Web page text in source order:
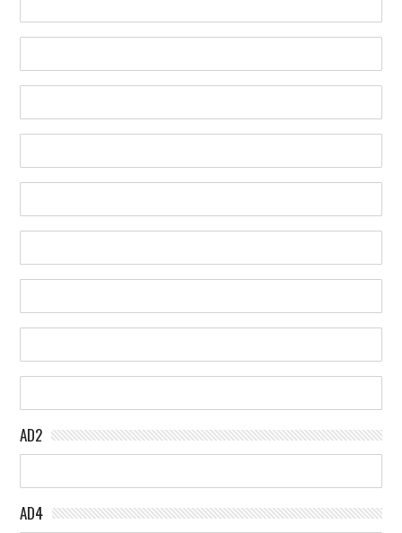
AD2
AD4